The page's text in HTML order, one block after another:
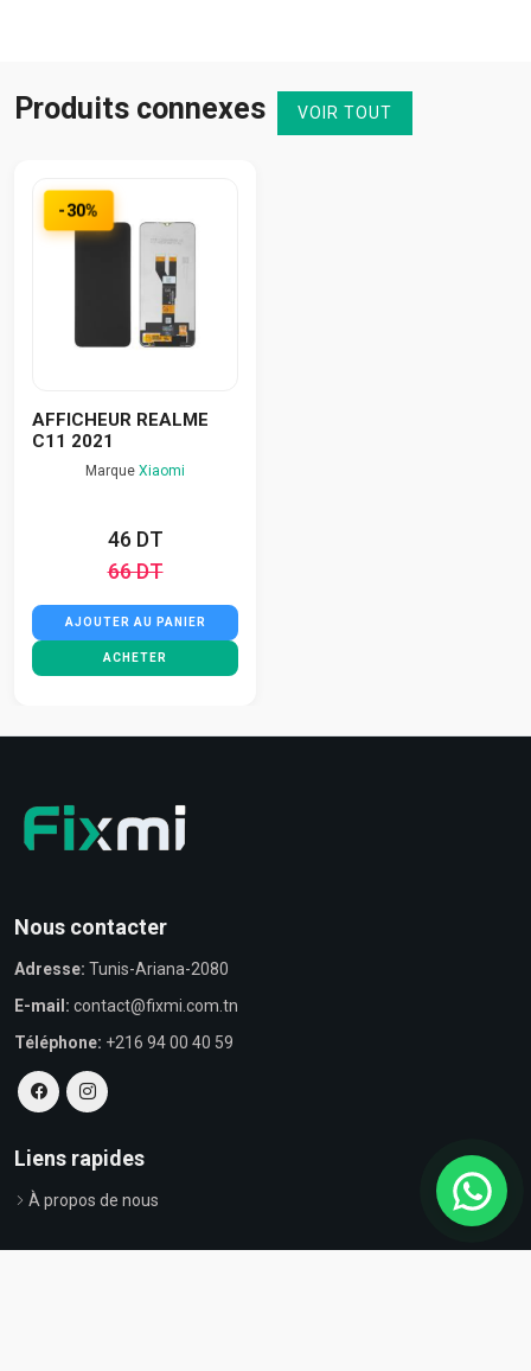
Produits connexes VOIR TOUT
-30%
AFFICHEUR REALME
C11 2021
Marque Xiaomi
46 DT
66 DT
AJOUTER AU PANIER
ACHETER
Nous contacter
Adresse: Tunis-Ariana-2080
E-mail: contact@fixmi.com.tn
Téléphone: +216 94 00 40 59
Liens rapides
À propos de nous